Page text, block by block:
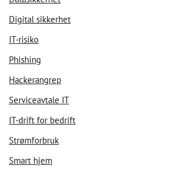
Digital sikkerhet
IT-risiko
Phishing
Hackerangrep
Serviceavtale IT
IT-drift for bedrift
Strømforbruk
Smart hjem